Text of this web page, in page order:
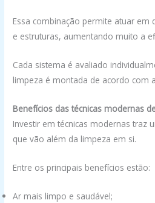
Essa combinação permite atuar em
e estruturas, aumentando muito a
Cada sistema é avaliado
limpeza é montada de acordo com
Benefícios das técnicas modernas
Investir em técnicas modernas traz
que vão além da limpeza em si.
Entre os principais benefícios estão:
Ar mais limpo e saudável;